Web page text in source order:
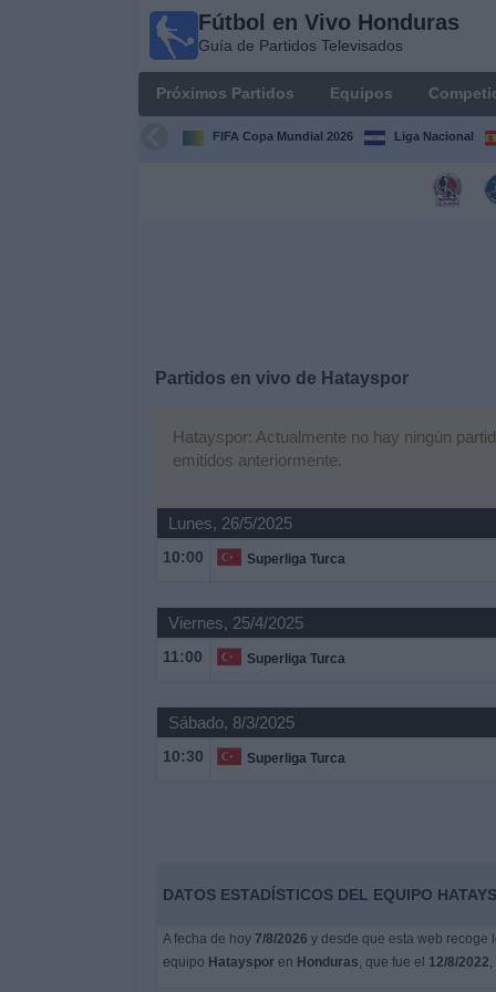
Fútbol en Vivo Honduras
Guía de Partidos Televisados
Próximos Partidos Equipos
FIFA Copa Mundial 2026 Liga Nacional
Partidos en vivo de Hatayspor
Hatayspor: Actualmente no hay ningún
emitidos anteriormente.
Lunes, 26/5/2025
10:00 Superliga Turca
Viernes, 25/4/2025
11:00 Superliga Turca
Sábado, 8/3/2025
10:30 Superliga Turca
DATOS ESTADÍSTICOS DEL EQUIPO
A fecha de hoy 7/8/2026 y desde que esta web recoge
equipo Hataysporen Honduras, que fue el 12/8/2022
Fútbol en
Honduras